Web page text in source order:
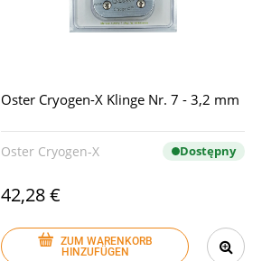
Oster Cryogen-X Klinge Nr. 7 - 3,2 mm
Oster Cryogen-X Dostępny
42,28 €
ZUM WARENKORB
HINZUFÜGEN